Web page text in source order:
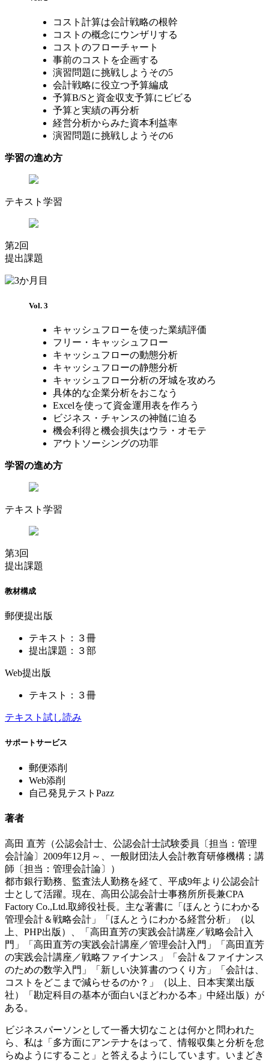
コスト計算は会計戦略の根幹
コストの概念にウンザリする
コストのフローチャート
事前のコストを企画する
演習問題に挑戦しようその5
会計戦略に役立つ予算編成
予算B/Sと資金収支予算にビビる
予算と実績の再分析
経営分析からみた資本利益率
演習問題に挑戦しようその6
学習の進め方
テキスト学習
第2回
提出課題
Vol. 3
キャッシュフローを使った業績評価
フリー・キャッシュフロー
キャッシュフローの動態分析
キャッシュフローの静態分析
キャッシュフロー分析の牙城を攻めろ
具体的な企業分析をおこなう
Excelを使って資金運用表を作ろう
ビジネス・チャンスの神髄に迫る
機会利得と機会損失はウラ・オモテ
アウトソーシングの功罪
学習の進め方
テキスト学習
第3回
提出課題
教材構成
郵便提出版
テキスト：３冊
提出課題：３部
Web提出版
テキスト：３冊
テキスト試し読み
サポートサービス
郵便添削
Web添削
自己発見テストPazz
著者
高田 直芳（公認会計士、公認会計士試験委員〔担当：管理
会計論〕2009年12月～、一般財団法人会計教育研修機構；講
師〔担当：管理会計論〕）
都市銀行勤務、監査法人勤務を経て、平成9年より公認会計
士として活躍。現在、高田公認会計士事務所所長兼CPA
Factory Co.,Ltd.取締役社長。主な著書に「ほんとうにわかる
管理会計＆戦略会計」「ほんとうにわかる経営分析」（以
上、PHP出版）、「高田直芳の実践会計講座／戦略会計入
門」「高田直芳の実践会計講座／管理会計入門」「高田直芳
の実践会計講座／戦略ファイナンス」「会計＆ファイナンス
のための数学入門」「新しい決算書のつくり方」「会計は、
コストをどこまで減らせるのか？」（以上、日本実業出版
社）「勘定科目の基本が面白いほどわかる本」中経出版）が
ある。
ビジネスパーソンとして一番大切なことは何かと問われた
ら、私は「多方面にアンテナをはって、情報収集と分析を怠
らぬようにすること」と答えるようにしています。いまどき